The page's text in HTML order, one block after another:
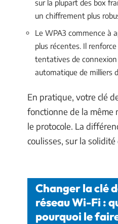
sur la plupart des box
un chiffrement plus
Le WPA3 commence à
plus récentes. Il
tentatives de
automatique de milliers
En pratique, votre clé
fonctionne de la même
le protocole. La
coulisses, sur la
Changer la clé
réseau Wi-Fi :
pourquoi le